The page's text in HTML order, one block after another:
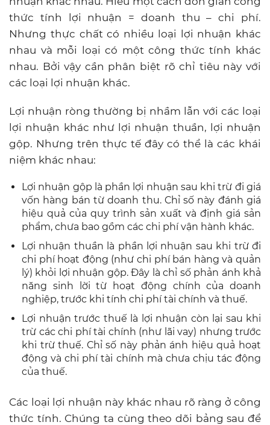
thức tính lợi nhuận = doanh thu – chi phí.
Nhưng thực chất có nhiều loại lợi nhuận khác
nhau và mỗi loại có một công thức tính khác
nhau. Bởi vậy cần phân biệt rõ chỉ tiêu này với
các loại lợi nhuận khác.
Lợi nhuận ròng thường bị nhầm lẫn với các loại
lợi nhuận khác như lợi nhuận thuần, lợi nhuận
gộp. Nhưng trên thực tế đây có thể là các khái
niệm khác nhau:
Lợi nhuận gộp là phần lợi nhuận sau khi trừ đi giá
vốn hàng bán từ doanh thu. Chỉ số này đánh giá
hiệu quả của quy trình sản xuất và định giá sản
phẩm, chưa bao gồm các chi phí vận hành khác.
Lợi nhuận thuần là phần lợi nhuận sau khi trừ đi
chi phí hoạt động (như chi phí bán hàng và quản
lý) khỏi lợi nhuận gộp. Đây là chỉ số phản ánh khả
năng sinh lời từ hoạt động chính của doanh
nghiệp, trước khi tính chi phí tài chính và thuế.
Lợi nhuận trước thuế là lợi nhuận còn lại sau khi
trừ các chi phí tài chính (như lãi vay) nhưng trước
khi trừ thuế. Chỉ số này phản ánh hiệu quả hoạt
động và chi phí tài chính mà chưa chịu tác động
của thuế.
Các loại lợi nhuận này khác nhau rõ ràng ở công
thức tính. Chúng ta cùng theo dõi bảng sau để